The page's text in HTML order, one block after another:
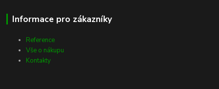
Informace pro zákazníky
Reference
Vše o nákupu
Kontakty